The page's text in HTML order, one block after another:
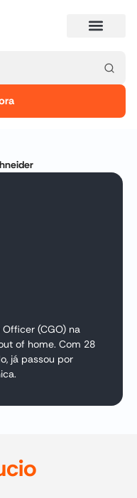
(CGO) na
of home. Com 28
já passou por